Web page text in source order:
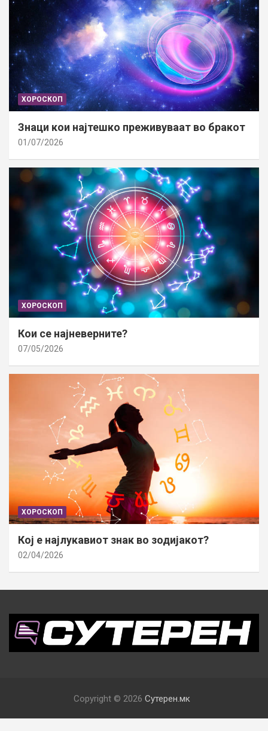
ХОРОСКОП
Знаци кои најтешко преживуваат во бракот
01/07/2026
ХОРОСКОП
Кои се најневерните?
07/05/2026
ХОРОСКОП
Кој е најлукавиот знак во зодијакот?
02/04/2026
Copyright © 2026 Сутерен.мк